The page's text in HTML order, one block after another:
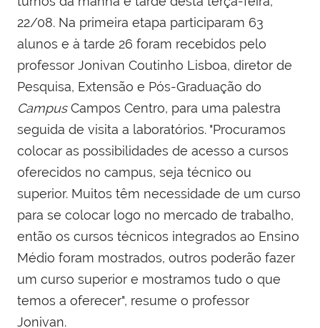
22/08. Na primeira etapa participaram 63
alunos e à tarde 26 foram recebidos pelo
professor Jonivan Coutinho Lisboa, diretor de
Pesquisa, Extensão e Pós-Graduação do
CampusCampos Centro, para uma palestra
seguida de visita a laboratórios. "Procuramos
colocar as possibilidades de acesso a cursos
oferecidos no campus, seja técnico ou
superior. Muitos têm necessidade de um curso
para se colocar logo no mercado de trabalho,
então os cursos técnicos integrados ao Ensino
Médio foram mostrados, outros poderão fazer
um curso superior e mostramos tudo o que
temos a oferecer", resume o professor
Jonivan.